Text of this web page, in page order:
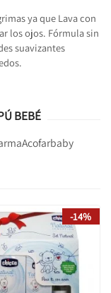
ya que Lava con
los ojos. Fórmula sin
suavizantes
BEBÉ
Acofarbaby
-14%